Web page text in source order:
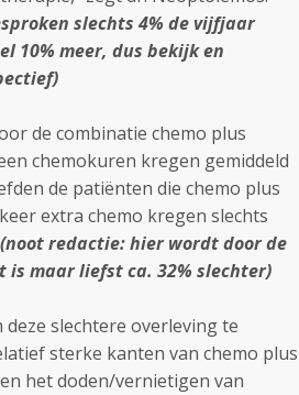
slechts 4% de vijfjaar
10% meer, dus bekijk en
de combinatie chemo plus
chemokuren kregen gemiddeld
de patiënten die chemo plus
extra chemo kregen slechts
(noot redactie: hier wordt door de
is maar liefst ca. 32% slechter)
slechtere overleving te
sterke kanten van chemo plus
het doden/vernietigen van